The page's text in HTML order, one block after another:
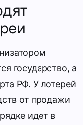
государство, а
РФ. У лотерей
от продажи
идет в